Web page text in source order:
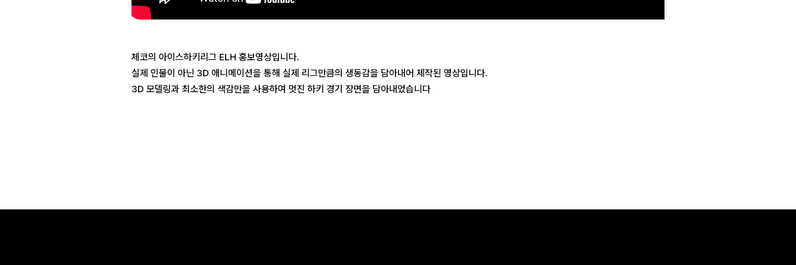
체코의 아이스하키리그 ELH 홍보영상입니다.
실제 인물이 아닌 3D 애니메이션을 통해 실제 리그만큼의 생동감을 담아내어 제작된 영상입니다.
3D 모델링과 최소한의 색감만을 사용하여 멋진 하키 경기 장면을 담아내었습니다